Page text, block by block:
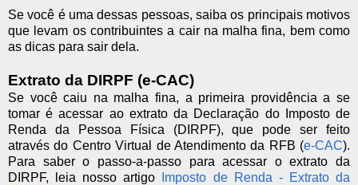
Se você é uma dessas pessoas, saiba os principais motivos
que levam os contribuintes a cair na malha fina, bem como
as dicas para sair dela.
Extrato da DIRPF (e-CAC)
Se você caiu na malha fina, a primeira providência a se
tomar é acessar ao extrato da Declaração do Imposto de
Renda da Pessoa Física (DIRPF), que pode ser feito
através do Centro Virtual de Atendimento da RFB (e-CAC).
Para saber o passo-a-passo para acessar o extrato da
DIRPF, leia nosso artigo
Imposto de Renda - Extrato da